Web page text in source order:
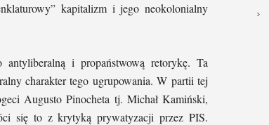
kapitalizm i jego neokolonialny
i propaństwową retorykę. Ta
charakter tego ugrupowania. W partii tej
Augusto Pinocheta tj. Michał Kamiński,
się to z krytyką prywatyzacji przez PIS.